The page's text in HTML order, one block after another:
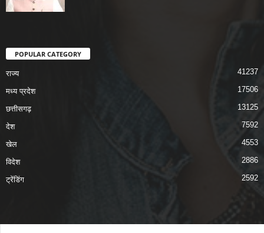
POPULAR CATEGORY
राज्य 41237
मध्य प्रदेश 17506
छत्तीसगढ़ 13125
देश 7592
खेल 4553
विदेश 2886
ट्रेंडिंग 2592